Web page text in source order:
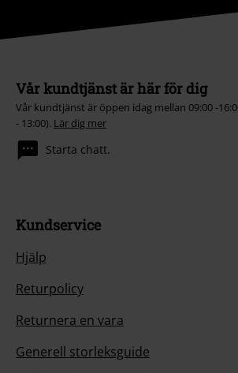
Vår kundtjänst är här för dig
Vår kundtjänst är öppen idag mellan 09:00 -
- 13:00). Lär dig mer
Starta chatt.
Kundservice
Hjälp
Returpolicy
Returnera en vara
Generell storleksguide